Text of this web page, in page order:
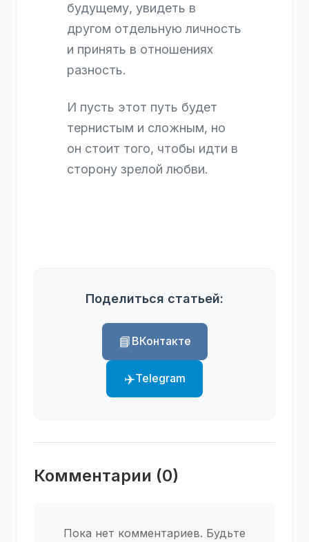
будущему, увидеть в
другом отдельную личность
и принять в отношениях
разность.
И пусть этот путь будет
тернистым и сложным, но
он стоит того, чтобы идти в
сторону зрелой любви.
Поделиться статьей:
📘 ВКонтакте
✈️Telegram
Комментарии (0)
Пока нет комментариев. Будьте